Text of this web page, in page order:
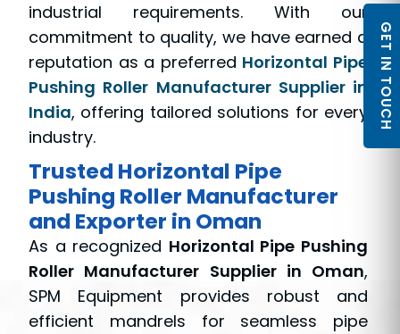
industrial requirements. With our
commitment to quality, we have earned a
reputation as a preferred Horizontal Pipe
Pushing Roller Manufacturer Supplier in
India, offering tailored solutions for every
industry.
Trusted Horizontal Pipe
Pushing Roller Manufacturer
and Exporter in Oman
As a recognized Horizontal Pipe Pushing
Roller Manufacturer Supplier in Oman,
SPM Equipment provides robust and
efficient mandrels for seamless pipe
GET IN TOUCH